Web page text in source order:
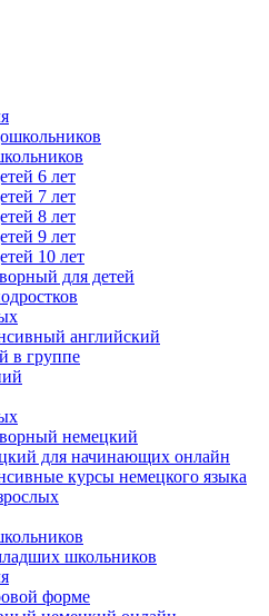
6 лет
7 лет
8 лет
9 лет
10 лет
для детей
английский
в группе
немецкий
для начинающих онлайн
курсы немецкого языка
школьников
форме